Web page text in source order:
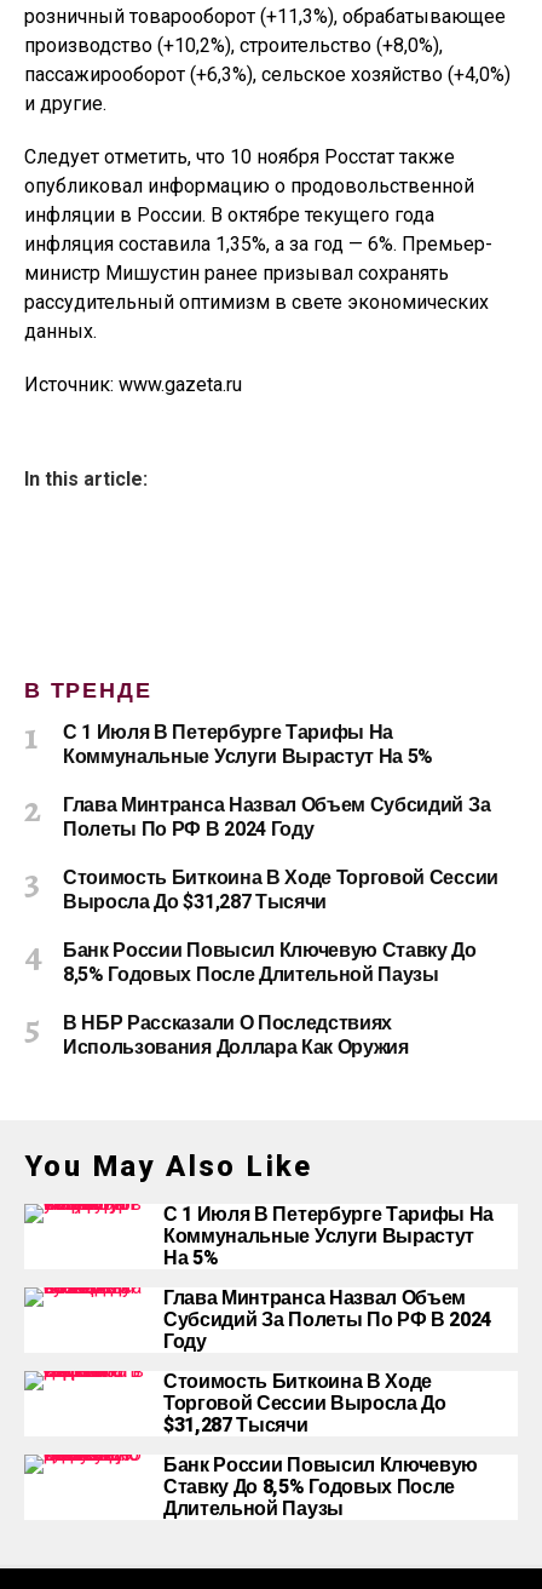
розничный товарооборот (+11,3%), обрабатывающее
производство (+10,2%), строительство (+8,0%),
пассажирооборот (+6,3%), сельское хозяйство (+4,0%)
и другие.
Следует отметить, что 10 ноября Росстат также
опубликовал информацию о продовольственной
инфляции в России. В октябре текущего года
инфляция составила 1,35%, а за год — 6%. Премьер-
министр Мишустин ранее призывал сохранять
рассудительный оптимизм в свете экономических
данных.
Источник: www.gazeta.ru
In this article:
В ТРЕНДЕ
С 1 Июля В Петербурге Тарифы На
Коммунальные Услуги Вырастут На 5%
Глава Минтранса Назвал Объем Субсидий За
Полеты По РФ В 2024 Году
Стоимость Биткоина В Ходе Торговой Сессии
Выросла До $31,287 Тысячи
Банк России Повысил Ключевую Ставку До
8,5% Годовых После Длительной Паузы
В НБР Рассказали О Последствиях
Использования Доллара Как Оружия
You May Also Like
С 1 Июля В Петербурге Тарифы На
Коммунальные Услуги Вырастут
На 5%
Глава Минтранса Назвал Объем
Субсидий За Полеты По РФ В 2024
Году
Стоимость Биткоина В Ходе
Торговой Сессии Выросла До
$31,287 Тысячи
Банк России Повысил Ключевую
Ставку До 8,5% Годовых После
Длительной Паузы